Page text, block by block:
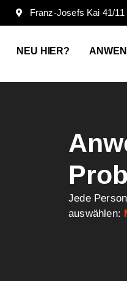
Franz-Josefs Kai 41/11
NEU HIER?
Jede
auswählen: